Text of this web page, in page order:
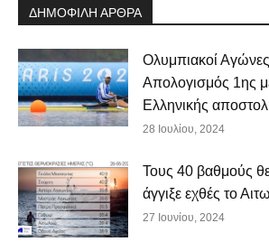
ΔΗΜΟΦΙΛΗ ΑΡΘΡΑ
Ολυμπιακοί
Απολογισμός 1ης
Ελληνικής
28 Ιουλίου, 2024
Τους 40 βαθμούς
άγγιξε εχθές το
27 Ιουνίου, 2024